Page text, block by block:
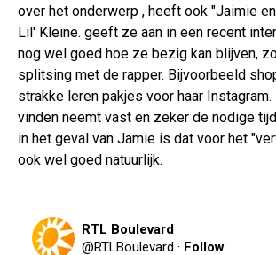
over het onderwerp , heeft ook "Jaimie
Lil' Kleine. geeft ze aan in een recent
nog wel goed hoe ze bezig kan blijven,
splitsing met de rapper. Bijvoorbeeld
strakke leren pakjes voor haar
vinden neemt vast en zeker de nodige
in het geval van Jamie is dat voor het
ook wel goed natuurlijk.
RTL Boulevard
@RTLBoulevard · Follow